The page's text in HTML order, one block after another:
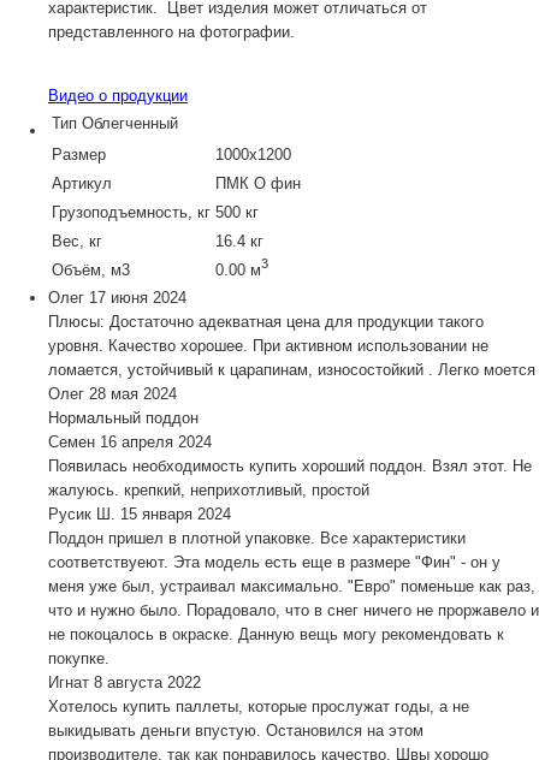
характеристик. Цвет изделия может отличаться от
представленного на фотографии.
Видео о продукции
Тип Облегченный
Размер
1000х1200
Артикул
ПМК О фин
Грузоподъемность, кг 500 кг
Вес, кг
16.4 кг
Объём, м3
0.00 м3
Олег 17 июня 2024
Плюсы: Достаточно адекватная цена для продукции такого
уровня. Качество хорошее. При активном использовании не
ломается, устойчивый к царапинам, износостойкий . Легко моется
Олег 28 мая 2024
Нормальный поддон
Семен 16 апреля 2024
Появилась необходимость купить хороший поддон. Взял этот. Не
жалуюсь. крепкий, неприхотливый, простой
Русик Ш.
15 января 2024
Поддон пришел в плотной упаковке. Все характеристики
соответствуеют. Эта модель есть еще в размере "Фин" - он у
меня уже был, устраивал максимально. "Евро" поменьше как раз,
что и нужно было. Порадовало, что в снег ничего не проржавело и
не покоцалось в окраске. Данную вещь могу рекомендовать к
покупке.
Игнат 8 августа 2022
Хотелось купить паллеты, которые прослужат годы, а не
выкидывать деньги впустую. Остановился на этом
производителе, так как понравилось качество. Швы хорошо